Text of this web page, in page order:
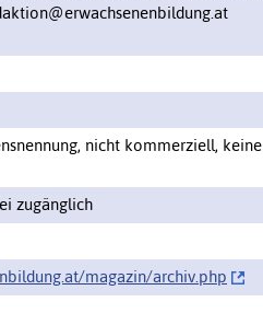
nicht kommerziell, keine
zugänglich
magazin/‌archiv.php